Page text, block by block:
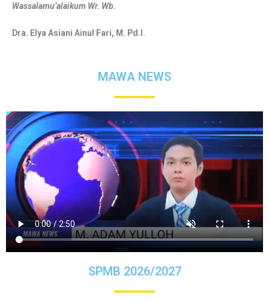
Wassalamu’alaikum Wr. Wb.
Dra. Elya Asiani Ainul Fari, M. Pd.I.
MAWA NEWS
SPMB 2026/2027